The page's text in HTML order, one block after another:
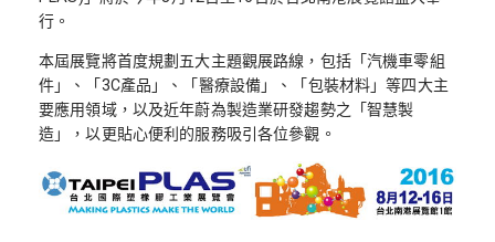
行。
本屆展覽將首度規劃五大主題觀展路線，包括「汽機車零組
件」、「3C產品」、「醫療設備」、「包裝材料」等四大主
要應用領域，以及近年蔚為製造業研發趨勢之「智慧製
造」，以更貼心便利的服務吸引各位參觀。